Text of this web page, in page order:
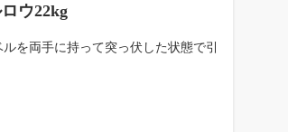
ウ22kg
を両手に持って突っ伏した状態で引